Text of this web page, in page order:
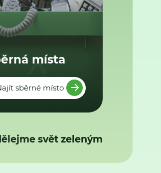
místa
sběrné místo
svět zeleným